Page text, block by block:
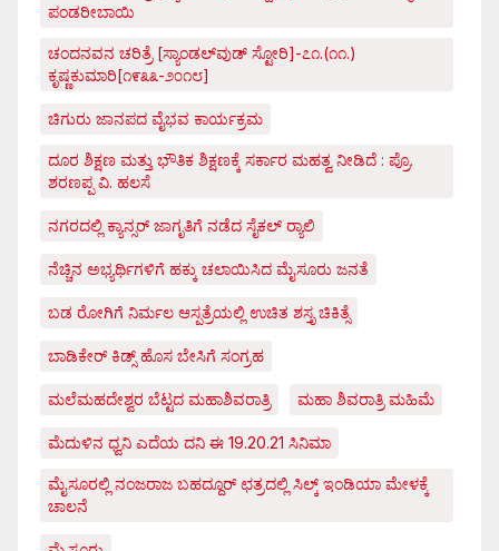
ಪಂಡರೀಬಾಯಿ
ಚಂದನವನ ಚರಿತ್ರೆ [ಸ್ಯಾಂಡಲ್‌ವುಡ್ ಸ್ಟೋರಿ]-೭೧.(೧೧.)
ಕೃಷ್ಣಕುಮಾರಿ[೧೯೩೩-೨೦೧೮]
ಚಿಗುರು ಜಾನಪದ ವೈಭವ ಕಾರ್ಯಕ್ರಮ
ದೂರ ಶಿಕ್ಷಣ ಮತ್ತು ಭೌತಿಕ ಶಿಕ್ಷಣಕ್ಕೆ ಸರ್ಕಾರ ಮಹತ್ವ ನೀಡಿದೆ : ಪ್ರೊ.
ಶರಣಪ್ಪ ವಿ. ಹಲಸೆ
ನಗರದಲ್ಲಿ ಕ್ಯಾನ್ಸರ್ ಜಾಗೃತಿಗೆ ನಡೆದ ಸೈಕಲ್ ರ್‍ಯಾಲಿ
ನೆಚ್ಚಿನ ಅಭ್ಯರ್ಥಿಗಳಿಗೆ ಹಕ್ಕು ಚಲಾಯಿಸಿದ ಮೈಸೂರು ಜನತೆ
ಬಡ ರೋಗಿಗೆ ನಿರ್ಮಲ ಆಸ್ಪತ್ರೆಯಲ್ಲಿ ಉಚಿತ ಶಸ್ತೃ ಚಿಕಿತ್ಸೆ
ಬಾಡಿಕೇರ್ ಕಿಡ್ಸ್ ಹೊಸ ಬೇಸಿಗೆ ಸಂಗ್ರಹ
ಮಲೆಮಹದೇಶ್ವರ ಬೆಟ್ಟದ ಮಹಾಶಿವರಾತ್ರಿ ಮಹಾ ಶಿವರಾತ್ರಿ ಮಹಿಮೆ
ಮೆದುಳಿನ ಧ್ವನಿ ಎದೆಯ ದನಿ ಈ 19.20.21 ಸಿನಿಮಾ
ಮೈಸೂರಲ್ಲಿ ನಂಜರಾಜ ಬಹದ್ದೂರ್ ಛತ್ರದಲ್ಲಿ ಸಿಲ್ಕ್ ಇಂಡಿಯಾ ಮೇಳಕ್ಕೆ
ಚಾಲನೆ